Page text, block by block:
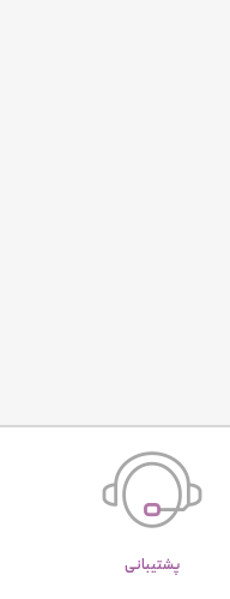
پشتیبانی